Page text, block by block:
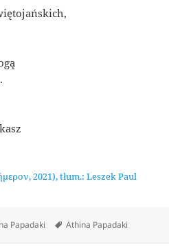
2021), tłum.: Leszek Paul
Papadaki Tags
Athina Papadaki